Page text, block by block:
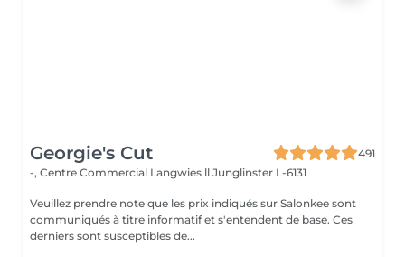
Georgie's Cut
491
-, Centre Commercial Langwies ll Junglinster L-6131
Veuillez prendre note que les prix indiqués sur Salonkee sont
communiqués à titre informatif et s'entendent de base. Ces
derniers sont susceptibles de...